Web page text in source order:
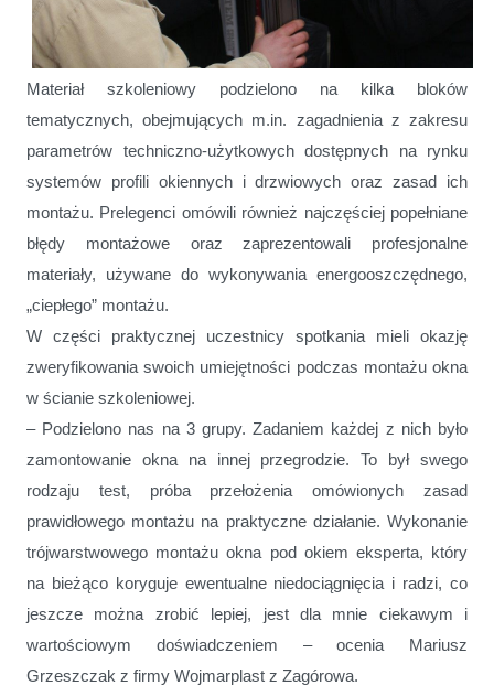
Materiał szkoleniowy podzielono na kilka bloków
tematycznych, obejmujących m.in. zagadnienia z zakresu
parametrów techniczno-użytkowych dostępnych na rynku
systemów profili okiennych i drzwiowych oraz zasad ich
montażu. Prelegenci omówili również najczęściej popełniane
błędy montażowe oraz zaprezentowali profesjonalne
materiały, używane do wykonywania energooszczędnego,
„ciepłego” montażu.
W części praktycznej uczestnicy spotkania mieli okazję
zweryfikowania swoich umiejętności podczas montażu okna
w ścianie szkoleniowej.
– Podzielono nas na 3 grupy. Zadaniem każdej z nich było
zamontowanie okna na innej przegrodzie. To był swego
rodzaju test, próba przełożenia omówionych zasad
prawidłowego montażu na praktyczne działanie. Wykonanie
trójwarstwowego montażu okna pod okiem eksperta, który
na bieżąco koryguje ewentualne niedociągnięcia i radzi, co
jeszcze można zrobić lepiej, jest dla mnie ciekawym i
wartościowym doświadczeniem – ocenia Mariusz
Grzeszczak z firmy Wojmarplast z Zagórowa.